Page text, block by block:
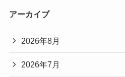
アーカイブ
2026年8月
2026年7月